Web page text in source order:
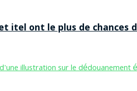
itel ont le plus de chances